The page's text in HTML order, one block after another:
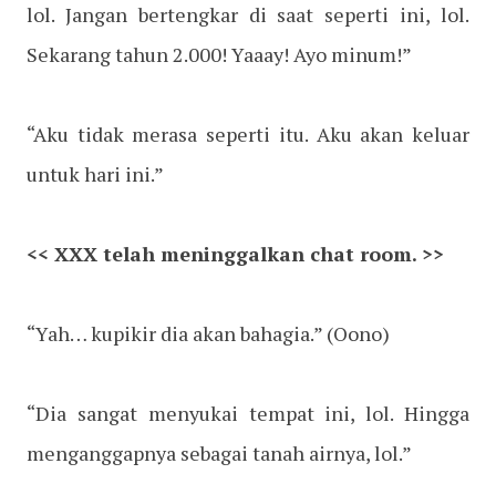
lol. Jangan bertengkar di saat seperti ini, lol.
Sekarang tahun 2.000! Yaaay! Ayo minum!”
“Aku tidak merasa seperti itu. Aku akan keluar
untuk hari ini.”
<< XXX telah meninggalkan chat room. >>
“Yah… kupikir dia akan bahagia.” (Oono)
“Dia sangat menyukai tempat ini, lol. Hingga
menganggapnya sebagai tanah airnya, lol.”